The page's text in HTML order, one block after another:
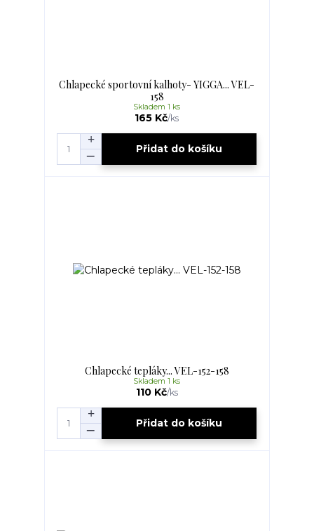
Chlapecké sportovní kalhoty- YIGGA... VEL-
158
165 Kč/ks
Skladem 1 ks
Přidat do košíku
Chlapecké tepláky... VEL-152-158
110 Kč/ks
Skladem 1 ks
Přidat do košíku